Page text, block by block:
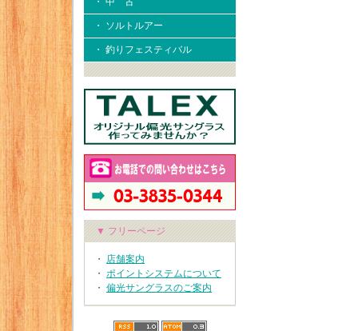
・ ソルトルアー
・ 釣りフェスティバル
▼ フリーページ
・ 店舗案内
・ ポイントシステムについて
・ 偏光サングラスのご案内